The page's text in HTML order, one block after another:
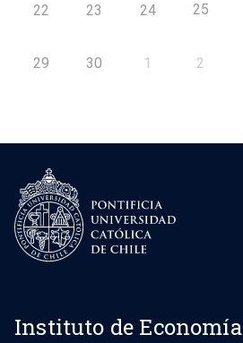
22 23 24 25
29 30 1 2
Instituto de Economía